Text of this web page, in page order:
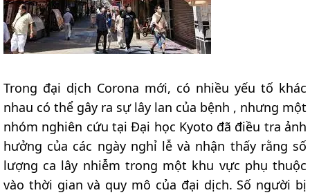
Trong đại dịch Corona mới, có nhiều yếu tố khác
nhau có thể gây ra sự lây lan của bệnh , nhưng một
nhóm nghiên cứu tại Đại học Kyoto đã điều tra ảnh
hưởng của các ngày nghỉ lễ và nhận thấy rằng số
lượng ca lây nhiễm trong một khu vực phụ thuộc
vào thời gian và quy mô của đại dịch. Số người bị